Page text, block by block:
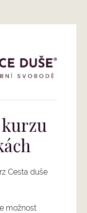
Cesta duše
možnost